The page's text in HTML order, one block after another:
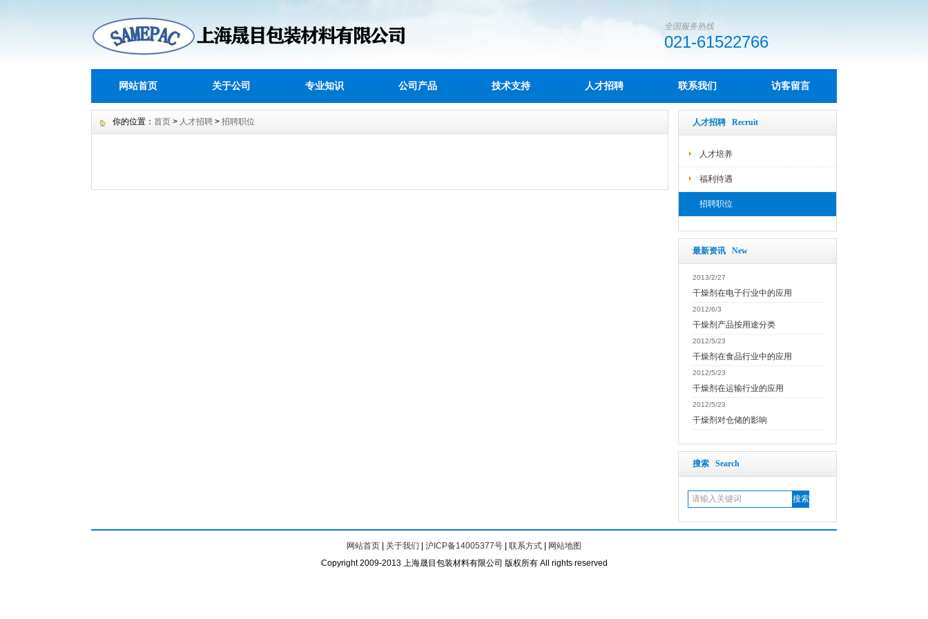
全国服务热线
021-61522766
网站首页 关于公司 专业知识 公司产品 技术支持 人才招聘 联系我们 访客留言
人才招聘 Recruit
人才培养
福利待遇
招聘职位
最新资讯 New
2013/2/27
干燥剂在电子行业中的应用
2012/6/3
干燥剂产品按用途分类
2012/5/23
干燥剂在食品行业中的应用
2012/5/23
干燥剂在运输行业的应用
2012/5/23
干燥剂对仓储的影响
搜索 Search
你的位置： 首页 > 人才招聘 > 招聘职位
网站首页 关于我们 沪ICP备14005377号 联系方式
网站地图
Copyright 2009-2013 上海晟目包装材料有限公司 版权所有 All rights reserved